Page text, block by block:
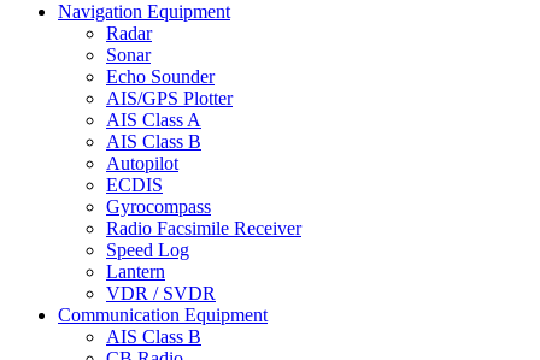
Navigation Equipment
Radar
Sonar
Echo Sounder
AIS/GPS Plotter
AIS Class A
AIS Class B
Autopilot
ECDIS
Gyrocompass
Radio Facsimile Receiver
Speed Log
Lantern
VDR / SVDR
Communication Equipment
AIS Class B